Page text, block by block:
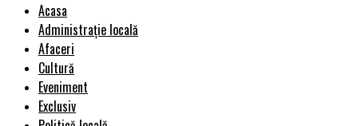
Acasa
Administrație locală
Afaceri
Cultură
Eveniment
Exclusiv